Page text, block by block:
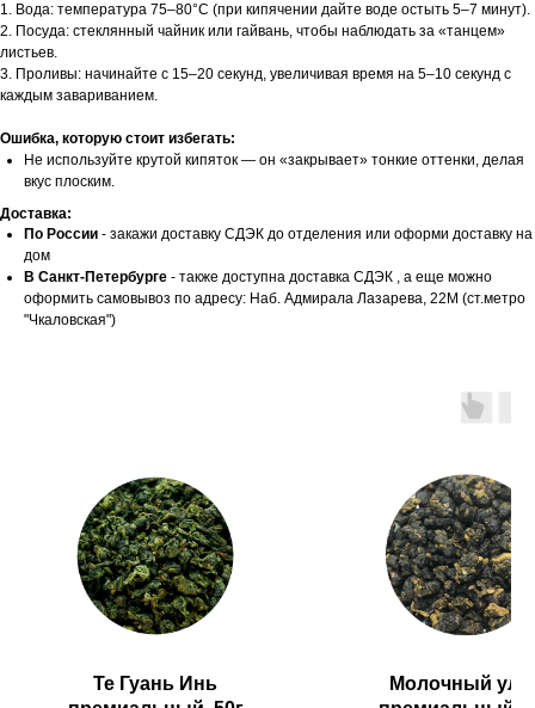
1. Вода: температура 75–80°C (при кипячении дайте воде остыть 5–7 минут).
2. Посуда: стеклянный чайник или гайвань, чтобы наблюдать за «танцем»
листьев.
3. Проливы: начинайте с 15–20 секунд, увеличивая время на 5–10 секунд с
каждым завариванием.
Ошибка, которую стоит избегать:
Не используйте крутой кипяток — он «закрывает» тонкие оттенки, делая
вкус плоским.
Доставка:
По России - закажи доставку СДЭК до отделения или оформи доставку на
дом
В Санкт-Петербурге - также доступна доставка СДЭК , а еще можно
оформить самовывоз по адресу: Наб. Адмирала Лазарева, 22М (ст.метро
"Чкаловская")
Те Гуань Инь
Молочный